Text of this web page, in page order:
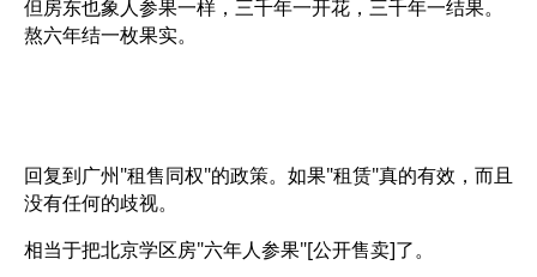
但房东也象人参果一样，三千年一开花，三千年一结果。
熬六年结一枚果实。
回复到广州"租售同权"的政策。如果"租赁"真的有效，而且
没有任何的歧视。
相当于把北京学区房"六年人参果"[公开售卖]了。